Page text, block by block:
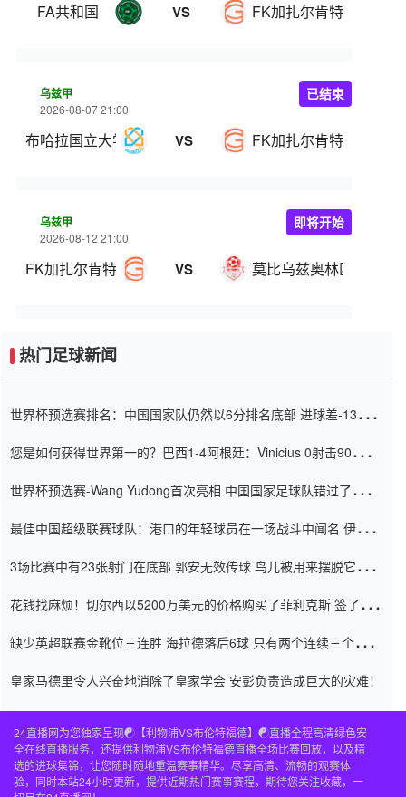
FA共和国 VS FK加扎尔肯特
乌兹甲
2026-08-07 21:00
布哈拉国立大学 VS FK加扎尔肯特
已结束
乌兹甲
2026-08-12 21:00
FK加扎尔肯特 VS 莫比乌兹奥林匹克
即将开始
热门足球新闻
世界杯预选赛排名：中国国家队仍然以6分排名底部 进球差-13令人
您是如何获得世界第一的？巴西1-4阿根廷：Vinicius 0射击90分钟
世界杯预选赛-Wang Yudong首次亮相 中国国家足球队错过了世界
最佳中国超级联赛球队：港口的年轻球员在一场战斗中闻名 伊万放
3场比赛中有23张射门在底部 郭安无效传球 鸟儿被用来摆脱它
花钱找麻烦！切尔西以5200万美元的价格购买了菲利克斯 签了7年
缺少英超联赛金靴位三连胜 海拉德落后6球 只有两个连续三个连续
皇家马德里令人兴奋地消除了皇家学会 安彭负责造成巨大的灾难！
24直播网为您独家呈现☯️【利物浦VS布伦特福德】☯️直播全程高清绿色安
全在线直播服务，还提供利物浦VS布伦特福德直播全场比赛回放，以及精
选的进球集锦，让您随时随地重温赛事精华。尽享高清、流畅的观赛体
验，同时本站24小时更新，提供近期热门赛事赛程，期待您关注收藏，一